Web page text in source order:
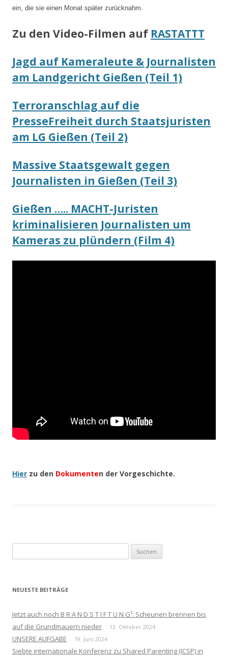
ein, die sie einen Monat später zurücknahm.
Zu den Video-Filmen auf RASTATTT
Jagd auf Kameraleute & Journalisten
am Landgericht Gießen (Teil 1)
Terroranschlag auf die
PresseFreiheit durch Staatsjuristen
am LG Gießen (Teil 2)
Massive Staatsgewalt gegen
Journalisten in Gießen (Teil 3)
Gießen ….. MACHT-Juristen
kriminalisieren Journalisten um
Kameras zu plündern (Film 4)
Hier zu den Dokumenten der Vorgeschichte.
nach:
NEUESTE BEITRÄGE
Jetzt auch noch B R A N D S T I F T U N G¹: Scheunen brennen bis
auf die Grundmauern nieder
13. Oktober 2024
UNSERE AUFGABE 19. Juni 2024
Siebte internationale Konferenz zu Shared Parenting (ICSP) in